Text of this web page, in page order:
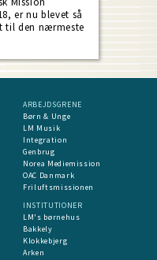
er nu blevet så
til den nærmeste
ARBEJDSGRENE
Børn & Unge
LM Musik
Integration
Genbrug
Norea Mediemission
OAC Danmark
Friluftsmissionen
INSTITUTIONER
LM's børnehus
Bakkely
Klokkebjerg
Arken